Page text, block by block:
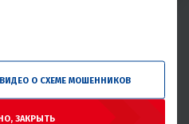
О СХЕМЕ МОШЕННИКОВ
ЗАКРЫТЬ